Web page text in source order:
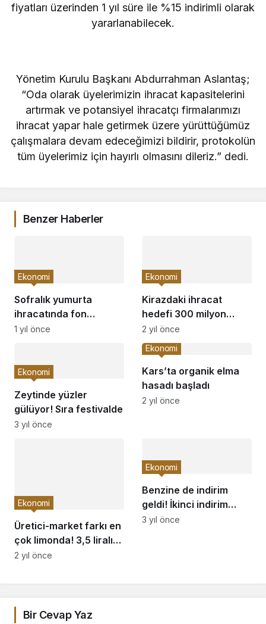
fiyatları üzerinden 1 yıl süre ile %15 indirimli olarak
yararlanabilecek.
Yönetim Kurulu Başkanı Abdurrahman Aslantaş;
“Oda olarak üyelerimizin ihracat kapasitelerini
artırmak ve potansiyel ihracatçı firmalarımızı
ihracat yapar hale getirmek üzere yürüttüğümüz
çalışmalara devam edeceğimizi bildirir, protokolün
tüm üyelerimiz için hayırlı olmasını dileriz.” dedi.
Benzer Haberler
Sofralık yumurta
ihracatında fon
kesintisi yükseltildi
Ekonomi
1 yıl önce
Kirazdaki ihracat
hedefi 300 milyon
dolara yükseldi
Ekonomi
2 yıl önce
Zeytinde yüzler
gülüyor! Sıra festivalde
Ekonomi
3 yıl önce
Kars’ta organik elma
hasadı başladı
Ekonomi
2 yıl önce
Üretici-market farkı en
çok limonda! 3,5 liralık
limon 17 liraya satıldı
Ekonomi
2 yıl önce
Benzine de indirim
geldi! İkinci indirim
yolda mı?
Ekonomi
3 yıl önce
Bir Cevap Yaz